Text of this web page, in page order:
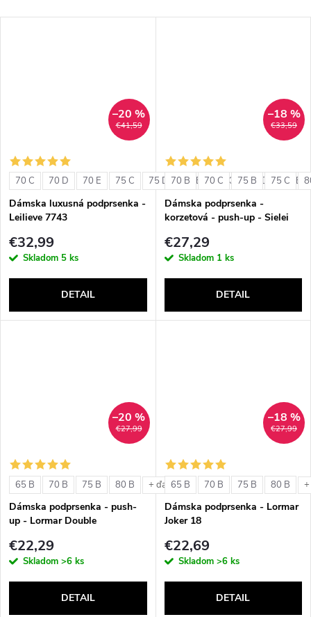
€41,59
–20 %
70 C 70 D 70 E 75 C 75 D 75 E 80 C 80 D 80 E
Dámska luxusná podprsenka -
Leilieve 7743
€32,99
Skladom 5 ks
DETAIL
€33,59
–18 %
70 B 70 C 75 B 75 C
Dámska podprsenka -
korzetová - push-up - Sielei
€27,29
Skladom 1 ks
DETAIL
€27,99
–20 %
65 B 70 B 75 B 80 B + ďalšie
Dámska podprsenka - push-
up - Lormar Double
€22,29
Skladom >6 ks
DETAIL
€27,99
–18 %
65 B 70 B 75 B 80 B
Dámska podprsenka - Lormar
Joker 18
€22,69
Skladom >6 ks
DETAIL